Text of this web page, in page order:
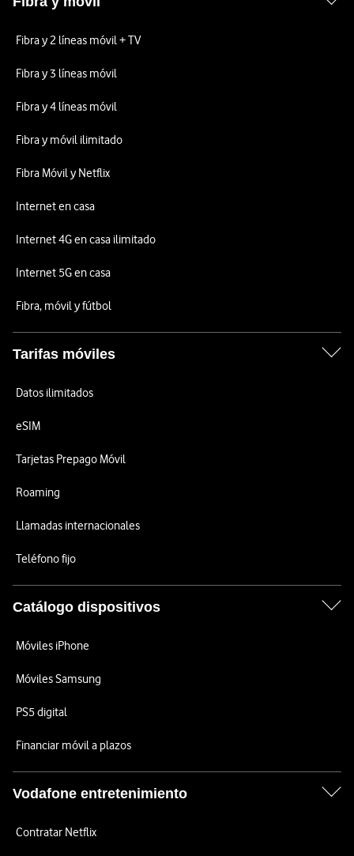
Fibra y 2 líneas móvil + TV
Fibra y 3 líneas móvil
Fibra y 4 líneas móvil
Fibra y móvil ilimitado
Fibra Móvil y Netflix
Internet en casa
Internet 4G en casa ilimitado
Internet 5G en casa
Fibra, móvil y fútbol
Tarifas móviles
Datos ilimitados
eSIM
Tarjetas Prepago Móvil
Roaming
Llamadas internacionales
Teléfono fijo
Catálogo dispositivos
Móviles iPhone
Móviles Samsung
PS5 digital
Financiar móvil a plazos
Vodafone entretenimiento
Contratar Netflix